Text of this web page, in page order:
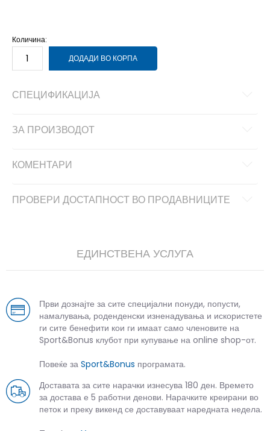
Количина:
ДОДАДИ ВО КОРПА
СПЕЦИФИКАЦИЈА
ЗА ПРОИЗВОДОТ
КОМЕНТАРИ
ПРОВЕРИ ДОСТАПНОСТ ВО ПРОДАВНИЦИТЕ
ЕДИНСТВЕНА УСЛУГА
Први дознајте за сите специјални понуди, попусти,
намалувања, роденденски изненадувања и искористете
ги сите бенефити кои ги имаат само членовите на
Sport&Bonus клубот при купување на online shop-от.
Повеќе за Sport&Bonus програмата.
Доставата за сите нарачки изнесува 180 ден. Времето
за достава е 5 работни денови. Нарачките креирани во
петок и преку викенд се доставуваат наредната недела.